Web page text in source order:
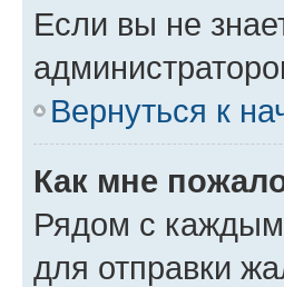
Если вы не
Вернуться к
Как мне
Рядом с каждым
для отправки